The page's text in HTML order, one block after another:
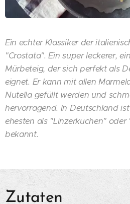
Ein echter Klassiker der
"Crostata". Ein super leckerer,
Mürbeteig, der sich perfekt als
eignet. Er kann mit allen
Nutella gefüllt werden und
hervorragend. In Deutschland
ehesten als "Linzerkuchen" oder
bekannt.
Zutaten